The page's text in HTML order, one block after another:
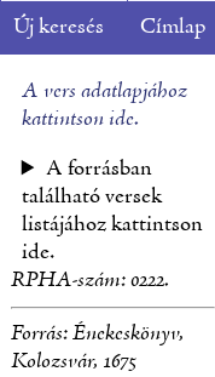
Új keresés Címlap
A vers adatlapjához
kattintson ide.
A forrásban
található versek
listájához kattintson
ide.
RPHA-szám:0222.
Forrás:Énekeskönyv,
Kolozsvár, 1675